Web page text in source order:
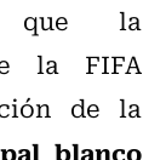
y que la
la FIFA
de la
blanco